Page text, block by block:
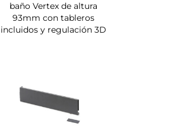
baño Vertex de altura
93mm con tableros
incluidos y regulación 3D